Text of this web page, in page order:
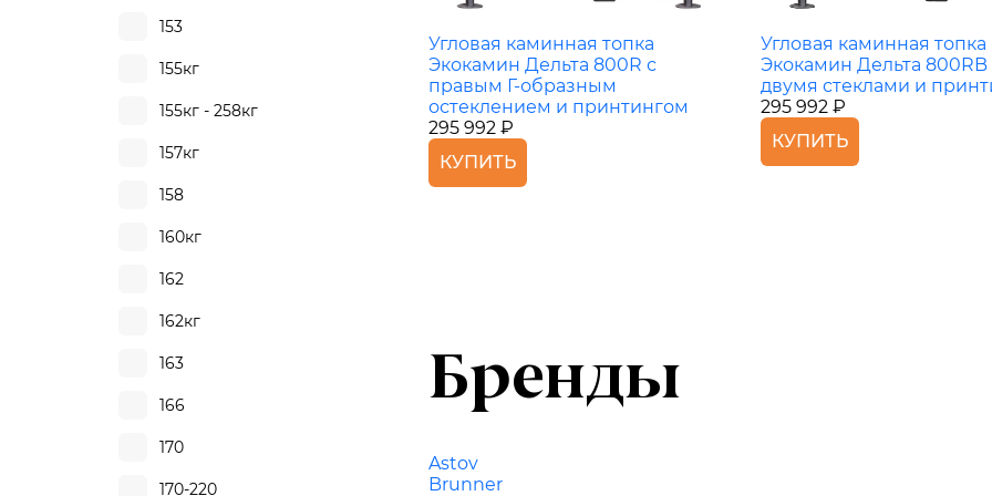
153
155кг
155кг - 258кг
157кг
158
160кг
162
162кг
163
166
170
170-220
Угловая каминная топка
Экокамин Дельта 800R с
правым Г-образным
остеклением и принтингом
295 992 ₽
КУПИТЬ
Угловая каминная топка
Экокамин Дельта 800RB
двумя стеклами и
295 992 ₽
КУПИТЬ
Бренды
Astov
Brunner